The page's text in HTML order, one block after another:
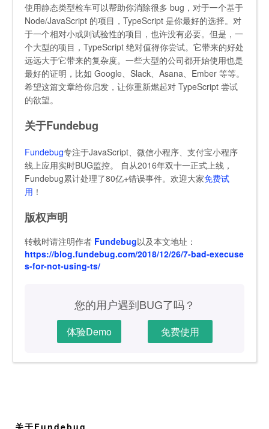
使用静态类型检车可以帮助你消除很多 bug，对于一个基于
Node/JavaScript 的项目，TypeScript 是你最好的选择。对
于一个相对小或则试验性的项目，也许没有必要。但是，一
个大型的项目，TypeScript 绝对值得你尝试。它带来的好处
远远大于它带来的复杂度。一些大型的公司都开始使用也是
最好的证明，比如 Google、Slack、Asana、Ember 等等。
希望这篇文章给你启发，让你重新燃起对 TypeScript 尝试
的欲望。
关于Fundebug
Fundebug专注于JavaScript、微信小程序、支付宝小程序
线上应用实时BUG监控。 自从2016年双十一正式上线，
Fundebug累计处理了80亿+错误事件。欢迎大家免费试
用 ！
版权声明
转载时请注明作者 Fundebug以及本文地址：
https://blog.fundebug.com/2018/12/26/7-bad-execuse
s-for-not-using-ts/
您的用户遇到BUG了吗？
体验Demo 免费使用